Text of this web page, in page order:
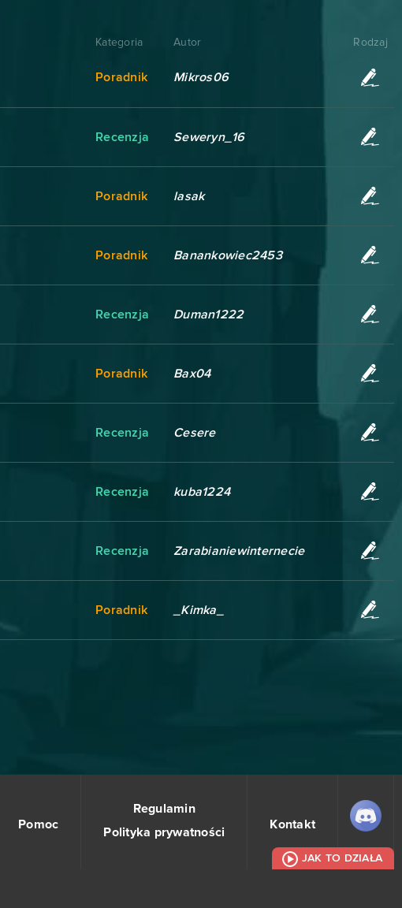
JAK TO DZIAŁA
Kategoria Autor Rodzaj
Poradnik Mikros06
Recenzja Seweryn_16
Poradnik lasak
Poradnik Banankowiec2453
Recenzja Duman1222
Poradnik Bax04
Recenzja Cesere
Recenzja kuba1224
Recenzja Zarabianiewinternecie
Poradnik _Kimka_
Pomoc
Regulamin
Polityka prywatności
Kontakt